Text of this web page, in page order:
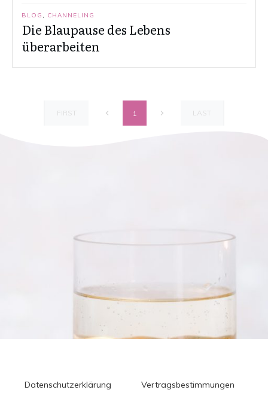
BLOG , CHANNELING
Die Blaupause des Lebens
überarbeiten
FIRST 1 LAST
Datenschutzerklärung
Vertragsbestimmungen